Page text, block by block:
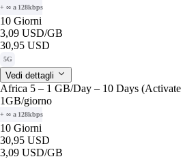
+ ∞ a 128kbps
10 Giorni
3,09 USD/GB
30,95 USD
5G
Vedi dettagli
Africa 5 – 1 GB/Day – 10 Days
1GB/giorno
+ ∞ a 128kbps
10 Giorni
30,95 USD
3,09 USD/GB